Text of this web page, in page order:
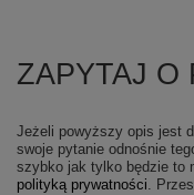
ZAPYTAJ O
Jeżeli powyższy opis jest
swoje pytanie odnośnie
szybko jak tylko będzie to
polityką prywatności.